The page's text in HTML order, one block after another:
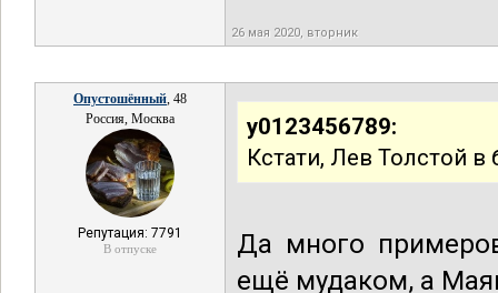
26 мая 2020, вторник
Опустошённый, 48
Россия, Москва
Репутация: 7791
В отпуске
y0123456789:
Кстати, Лев Толстой
Да много
ещё мудаком, а